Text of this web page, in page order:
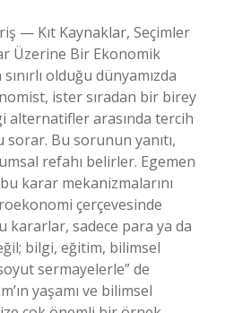
— Kıt Kaynaklar, Seçimler
Üzerine Bir Ekonomik
olduğu dünyamızda
ister sıradan bir birey
alternatifler arasında tercih
sorar. Bu sorunun yanıtı,
refahı belirler. Egemen
karar mekanizmalarını
çerçevesinde
kararlar, sadece para ya da
bilgi, eğitim, bilimsel
sermayelerle” de
yaşamı ve bilimsel